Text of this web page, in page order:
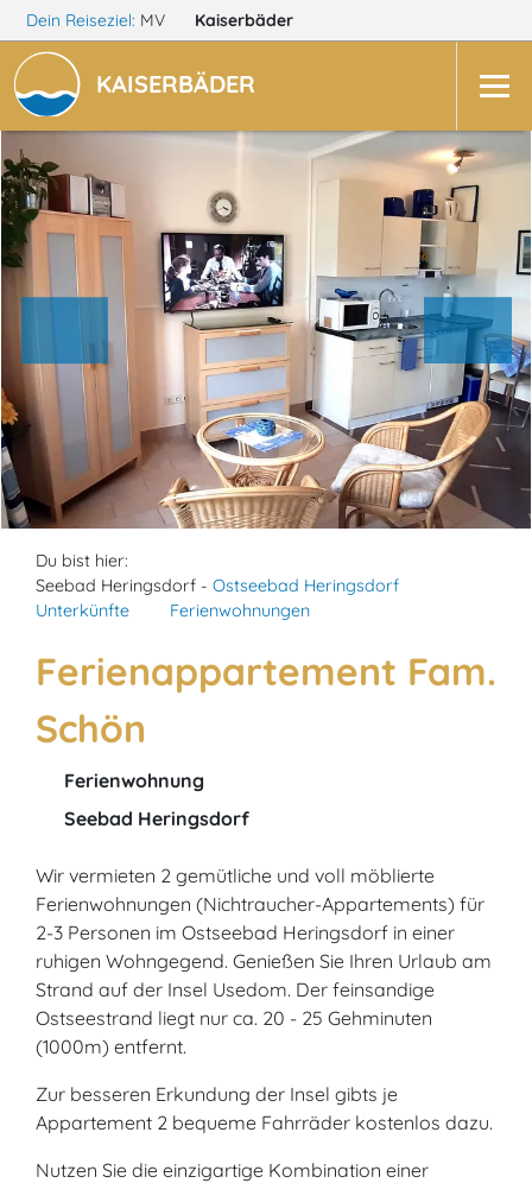
Dein Reiseziel: MV Kaiserbäder
KAISERBÄDER
Du bist hier:
Seebad Heringsdorf - Ostseebad Heringsdorf
Unterkünfte
Ferienwohnungen
Ferienappartement Fam.
Schön
Ferienwohnung
Seebad Heringsdorf
Wir vermieten 2 gemütliche und voll möblierte
Ferienwohnungen (Nichtraucher-Appartements) für
2-3 Personen im Ostseebad Heringsdorf in einer
ruhigen Wohngegend. Genießen Sie Ihren Urlaub am
Strand auf der Insel Usedom. Der feinsandige
Ostseestrand liegt nur ca. 20 - 25 Gehminuten
(1000m) entfernt.
Zur besseren Erkundung der Insel gibts je
Appartement 2 bequeme Fahrräder kostenlos dazu.
Nutzen Sie die einzigartige Kombination einer